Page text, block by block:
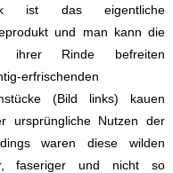
ist das eigentliche
und man kann die
ihrer Rinde befreiten
erfrischenden
(Bild links) kauen
ursprüngliche Nutzen der
waren diese wilden
faseriger und nicht so